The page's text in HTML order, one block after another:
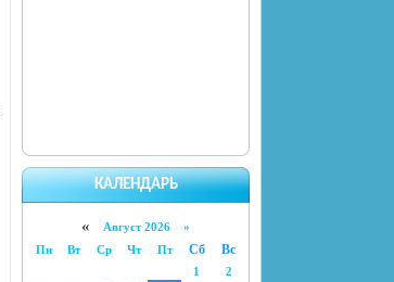
КАЛЕНДАРЬ
« Август 2026 »
Пн
Вт Ср Чт Пт Сб Вс
1
2